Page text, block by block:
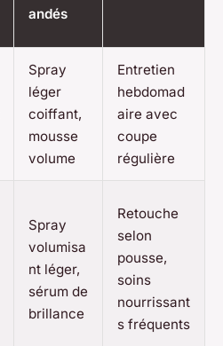
andés
Spray
léger
coiffant,
mousse
volume
Entretien
hebdomad
aire avec
coupe
régulière
Spray
volumisa
nt léger,
sérum de
brillance
Retouche
selon
pousse,
soins
nourrissant
s fréquents